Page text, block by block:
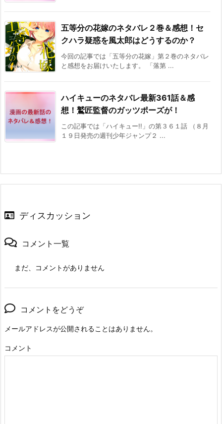
五等分の花嫁のネタバレ２巻＆感想！セ
クハラ疑惑を風太郎はどうするのか？
今回の記事では「五等分の花嫁」第２巻のネタバレ
と感想をお届けいたします。 「落第 ...
ハイキューのネタバレ最新361話＆感
想！鷲匠監督のガッツポーズが！
この記事では「ハイキュー!!」の第３６１話 （８月
１９日発売の週刊少年ジャンプ２ ...
ディスカッション
コメント一覧
まだ、コメントがありません
コメントをどうぞ
メールアドレスが公開されることはありません。
コメント